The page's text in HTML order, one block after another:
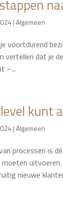
|Algemeen
voortdurend
vertellen dat je
–...
kunt
|Algemeen
processen is
nieuwe